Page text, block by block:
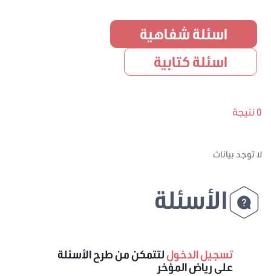
اسئلة شفاهية
اسئلة كتابية
0 نتيجة
لا توجد بيانات
الأسئلة
تسجيل الدخوللتتمكن من طرح الأسئلة
على رياض المؤخر